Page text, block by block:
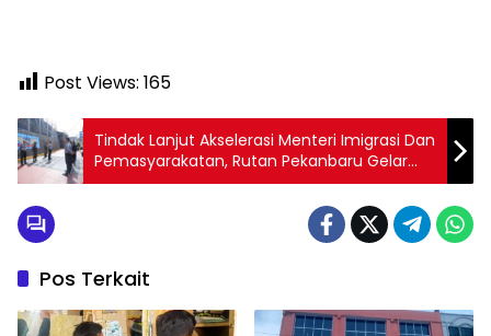
Post Views: 165
Tindak Lanjut Akselerasi Menteri Imigrasi Dan
Pemasyarakatan, Rutan Pekanbaru Gelar
Tes Urin Dan Razia Blok Hunian
Pos Terkait